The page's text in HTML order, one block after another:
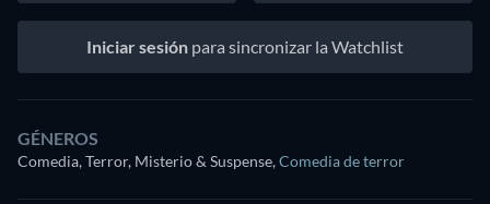
Iniciar sesión para sincronizar la Watchlist
GÉNEROS
Comedia, Terror, Misterio & Suspense,Comedia de terror